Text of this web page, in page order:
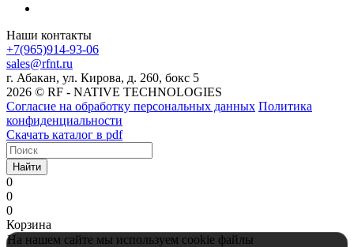
Наши контакты
+7(965)914-93-06
sales@rfnt.ru
г. Абакан, ул. Кирова, д. 260, бокс 5
2026 © RF - NATIVE TECHNOLOGIES
Согласие на обработку персональных данных Политика
конфиденциальности
Скачать каталог в pdf
Найти
0
0
0
Корзина
На нашем сайте мы используем cookie файлы